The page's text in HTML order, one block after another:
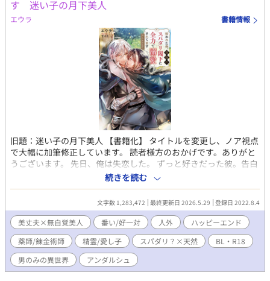
す 迷い子の月下美人
エウラ 書籍情報
旧題：迷い子の月下美人 【書籍化】 タイトルを変更し、ノア視点
で大幅に加筆修正しています。 読者様方のおかげです。ありがと
うございます。 先日、俺は失恋した。 ずっと好きだった彼。告白
する前に恋人が出来て、あっという間にデキ婚した。 悲しさと虚
しさでいっぱいの心を紛らわすように連日迷宮に潜ってはポーシ
ョンを作りまくる日々。 そんな俺に声をかけてきたのはＳランク
の冒険者だった。 男しかいない世界で誰でも妊娠出来ます。人族
以外の種族もいます。異種婚可能。作中に出産表現はありませ
ん。 ※オメガバースっぽい所がありますがバース性はありませ
ん。（発情期やフェロモンなどはあります） 不定期更新です。 Ｒ
18には＊付きます。
続きを読む
文字数 1,283,472 最終更新日 2026.5.29 登録日 2022.8.4
美丈夫×無自覚美人 番い/好一対 人外
ハッピーエンド
薬師/錬金術師
精霊/愛し子 スパダリ？×天然
BL・R18
男のみの異世界
アンダルシュ